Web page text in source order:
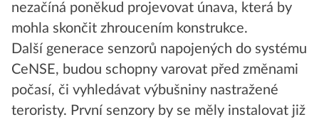
nezačíná poněkud projevovat únava, která by
mohla skončit zhroucením konstrukce.
Další generace senzorů napojených do systému
CeNSE, budou schopny varovat před změnami
počasí, či vyhledávat výbušniny nastražené
teroristy. První senzory by se měly instalovat již